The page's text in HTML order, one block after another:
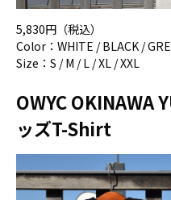
5,830円（税込）
Color：WHITE / BLACK /
Size：S / M / L / XL / XXL
OWYC OKINAWA
ッズT-Shirt